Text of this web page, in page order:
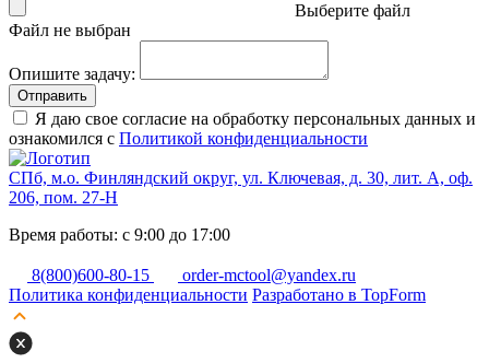
Выберите файл
Файл не выбран
Опишите задачу:
Отправить
Я даю свое согласие на обработку персональных данных и
ознакомился с Политикой конфиденциальности
СПб, м.о. Финляндский округ, ул. Ключевая, д. 30, лит. А, оф.
206, пом. 27-Н
Время работы: с 9:00 до 17:00
8(800)600-80-15
order-mctool@yandex.ru
Политика конфиденциальности Разработано в TopForm